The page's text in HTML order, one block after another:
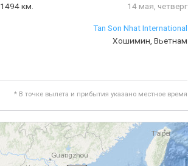
1494 км.
14 мая, четверг
Tan Son Nhat International
Хошимин, Вьетнам
* В точке вылета и прибытия указано местное время